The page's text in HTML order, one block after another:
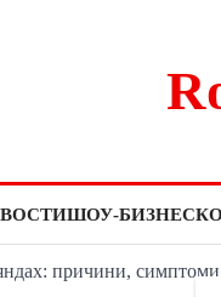
ШОУ-БИЗНЕС
причини, симптоми